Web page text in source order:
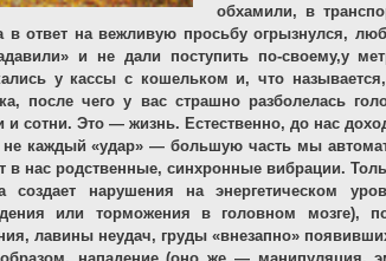
обхамили, в
в ответ на вежливую просьбу огрызнулся,
и не дали поступить по-своему,у
у кассы с кошельком и, что
после чего у вас страшно разболелась
и сотни. Это — жизнь. Естественно, до нас
не каждый «удар» — большую часть мы
в нас родственные, синхронные вибрации.
создает нарушения на энергетическом
или торможения в головном мозге),
лавины неудач, груды «внезапно»